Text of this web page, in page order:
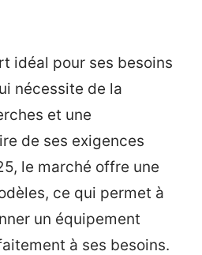
idéal pour ses besoins
nécessite de la
et une
de ses exigences
le marché offre une
ce qui permet à
un équipement
à ses besoins.